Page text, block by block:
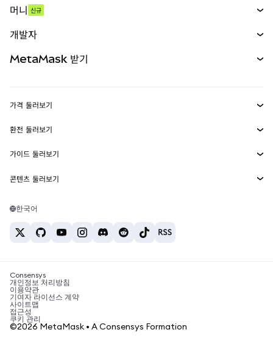
무기한 선물
실물자산
머니 신규
개발자
MetaMask Connect
Snaps
웹3 서비스
MetaMask 받기
보안
고객 지원
채용
가격 둘러보기
이더리움 가격
솔라나 가격
테더 가격
환전 둘러보기
ETH를 USD로 환전
USDT를 INR로 환전
BTC를 INR로 환전
ETH를 USDT로 환전
가이드 둘러보기
ETH 매수
USDT 매수
SHIB 매수
BNB 매수
콘텐츠 둘러보기
솔라나 지갑
암호화폐 세금 뉴스
암호화폐 매수 방법
비트코인 매도 방법
한국어
Consensys
개인정보 처리방침
이용약관
기여자 라이선스 계약
사이트맵
접근성
쿠키 관리
©2026 MetaMask • A Consensys Formation